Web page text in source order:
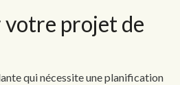
projet de
qui nécessite une planification